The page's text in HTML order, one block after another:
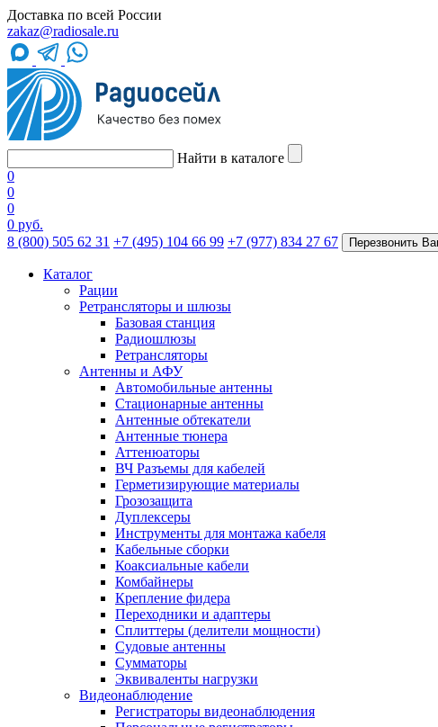
Доставка по всей России
zakaz@radiosale.ru
Найти в каталоге
0
0
0
0 руб.
8 (800) 505 62 31 +7 (495) 104 66 99 +7 (977) 834 27 67 Перезвонить
Каталог
Рации
Ретрансляторы и шлюзы
Базовая станция
Радиошлюзы
Ретрансляторы
Антенны и АФУ
Автомобильные антенны
Стационарные антенны
Антенные обтекатели
Антенные тюнера
Аттенюаторы
ВЧ Разъемы для кабелей
Герметизирующие материалы
Грозозащита
Дуплексеры
Инструменты для монтажа кабеля
Кабельные сборки
Коаксиальные кабели
Комбайнеры
Крепление фидера
Переходники и адаптеры
Сплиттеры (делители мощности)
Судовые антенны
Сумматоры
Эквиваленты нагрузки
Видеонаблюдение
Регистраторы видеонаблюдения